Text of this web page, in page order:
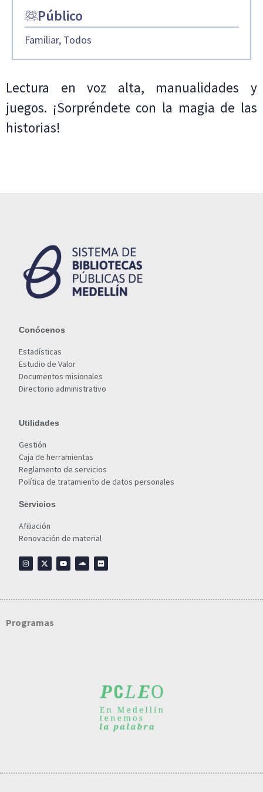
Público
Familiar, Todos
Lectura en voz alta, manualidades y
juegos. ¡Sorpréndete con la magia de las
historias!
Conócenos
Estadísticas
Estudio de Valor
Documentos misionales
Directorio administrativo
Utilidades
Gestión
Caja de herramientas
Reglamento de servicios
Política de tratamiento de datos personales
Servicios
Afiliación
Renovación de material
Programas